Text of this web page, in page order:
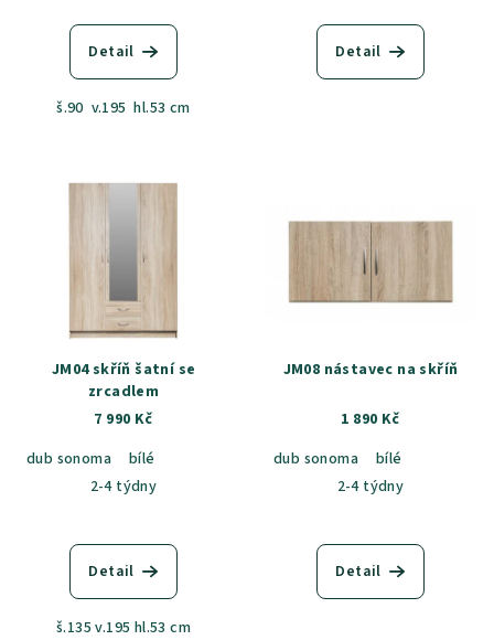
Detail
š.90 v.195 hl.53 cm
Detail
JM04 skříň šatní se
zrcadlem
7 990 Kč
dub sonoma
bílé
2-4 týdny
Detail
š.135 v.195 hl.53 cm
JM08 nástavec na skříň
1 890 Kč
dub sonoma
bílé
2-4 týdny
Detail